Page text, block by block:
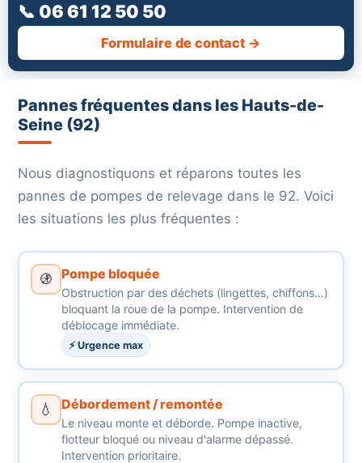
📞 06 61 12 50 50
Formulaire de contact →
Pannes fréquentes dans les Hauts-de-
Seine (92)
Nous diagnostiquons et réparons toutes les
pannes de pompes de relevage dans le 92. Voici
les situations les plus fréquentes :
🚯 Pompe bloquée
Obstruction par des déchets (lingettes, chiffons…)
bloquant la roue de la pompe. Intervention de
déblocage immédiate.
⚡ Urgence max
💧 Débordement / remontée
Le niveau monte et déborde. Pompe inactive,
flotteur bloqué ou niveau d'alarme dépassé.
Intervention prioritaire.